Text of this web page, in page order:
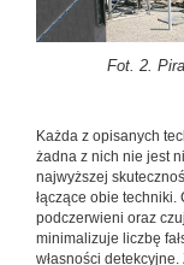
Fot. 2.
Każda z opisanych
żadna z nich nie jest
najwyższej
łączące obie
podczerwieni oraz
minimalizuje liczbę
własności